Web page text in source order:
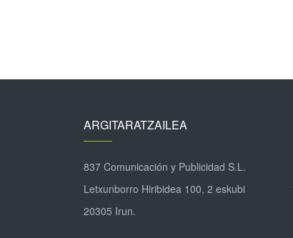
ARGITARATZAILEA
837 Comunicación y Publicidad S.L.
Letxunborro Hiribidea 100, 2 eskubi
20305 Irun.